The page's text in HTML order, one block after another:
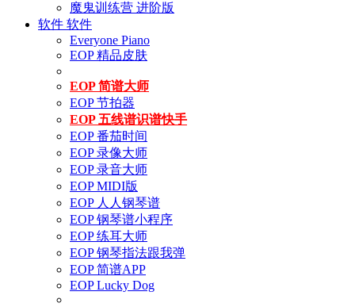
魔鬼训练营 进阶版
软件 软件
Everyone Piano
EOP 精品皮肤
EOP 简谱大师
EOP 节拍器
EOP 五线谱识谱快手
EOP 番茄时间
EOP 录像大师
EOP 录音大师
EOP MIDI版
EOP 人人钢琴谱
EOP 钢琴谱小程序
EOP 练耳大师
EOP 钢琴指法跟我弹
EOP 简谱APP
EOP Lucky Dog